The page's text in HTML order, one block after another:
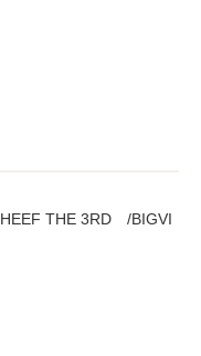
THE 3RD /BIGVI